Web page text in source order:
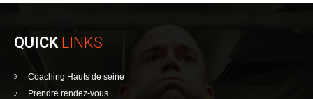
QUICK LINKS
Coaching Hauts de seine
Prendre rendez-vous